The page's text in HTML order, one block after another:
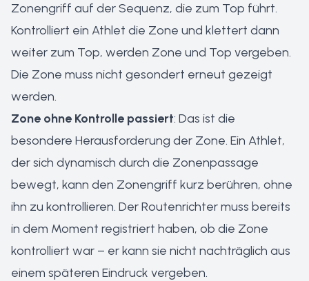
Zonengriff auf der Sequenz, die zum Top führt.
Kontrolliert ein Athlet die Zone und klettert dann
weiter zum Top, werden Zone und Top vergeben.
Die Zone muss nicht gesondert erneut gezeigt
werden.
Zone ohne Kontrolle passiert: Das ist die
besondere Herausforderung der Zone. Ein Athlet,
der sich dynamisch durch die Zonenpassage
bewegt, kann den Zonengriff kurz berühren, ohne
ihn zu kontrollieren. Der Routenrichter muss bereits
in dem Moment registriert haben, ob die Zone
kontrolliert war – er kann sie nicht nachträglich aus
einem späteren Eindruck vergeben.